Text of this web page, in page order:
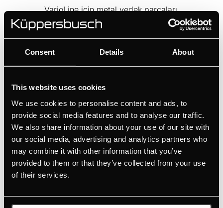
Consent Details About
This website uses cookies
We use cookies to personalise content and ads, to
provide social media features and to analyse our traffic.
We also share information about your use of our site with
our social media, advertising and analytics partners who
may combine it with other information that you’ve
provided to them or that they’ve collected from your use
of their services.
VarioLine için metal yedek parçaları
Özellikler
OPSIYONEL AKSESUARLAR
YENI